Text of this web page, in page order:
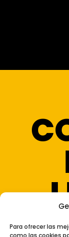
Para ofrecer las
como las cookies